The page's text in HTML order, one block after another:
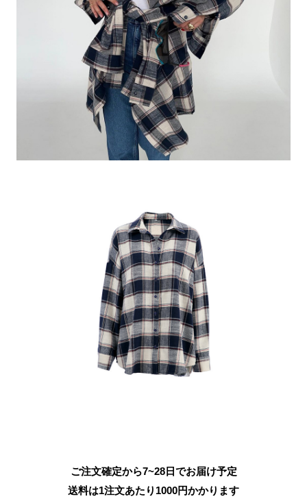
ご注文確定から7~28日でお届け予定
送料は1注文あたり 1000円かかります